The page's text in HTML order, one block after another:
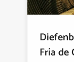
Fría de